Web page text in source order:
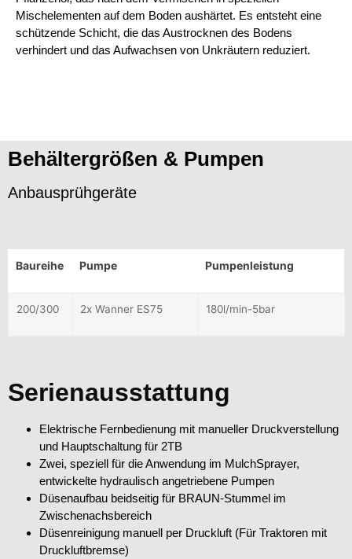
Mischelementen auf dem Boden aushärtet. Es entsteht eine
schützende Schicht, die das Austrocknen des Bodens
verhindert und das Aufwachsen von Unkräutern reduziert.
Behältergrößen & Pumpen
Anbausprühgeräte
Baureihe Pumpe Pumpenleistung
200/300 2x Wanner ES75 180l/min-5bar
Serienausstattung
Elektrische Fernbedienung mit manueller Druckverstellung
und Hauptschaltung für 2TB
Zwei, speziell für die Anwendung im MulchSprayer,
entwickelte hydraulisch angetriebene Pumpen
Düsenaufbau beidseitig für BRAUN-Stummel im
Zwischenachsbereich
Düsenreinigung manuell per Druckluft (Für Traktoren mit
Druckluftbremse)